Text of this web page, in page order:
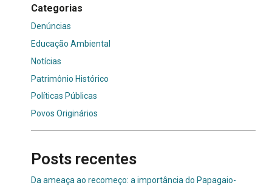
Categorias
Denúncias
Educação Ambiental
Notícias
Patrimônio Histórico
Políticas Públicas
Povos Originários
Posts recentes
Da ameaça ao recomeço: a importância do Papagaio-